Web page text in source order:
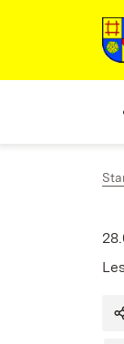
Zum